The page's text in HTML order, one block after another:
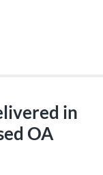
in
OA